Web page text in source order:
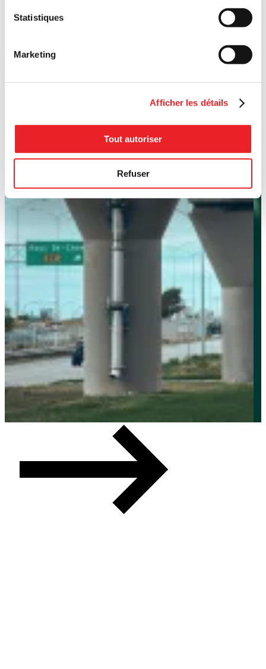
Statistiques
Marketing
Afficher les détails
Tout autoriser
Refuser